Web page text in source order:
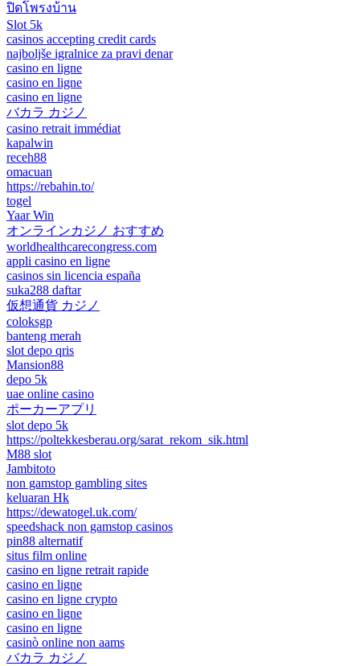
ปิดโพรงบ้าน
Slot 5k
casinos accepting credit cards
najboljše igralnice za pravi denar
casino en ligne
casino en ligne
casino en ligne
バカラ カジノ
casino retrait immédiat
kapalwin
receh88
omacuan
https://rebahin.to/
togel
Yaar Win
オンラインカジノ おすすめ
worldhealthcarecongress.com
appli casino en ligne
casinos sin licencia españa
suka288 daftar
仮想通貨 カジノ
coloksgp
banteng merah
slot depo qris
Mansion88
depo 5k
uae online casino
ポーカーアプリ
slot depo 5k
https://poltekkesberau.org/sarat_rekom_sik.html
M88 slot
Jambitoto
non gamstop gambling sites
keluaran Hk
https://dewatogel.uk.com/
speedshack non gamstop casinos
pin88 alternatif
situs film online
casino en ligne retrait rapide
casino en ligne
casino en ligne crypto
casino en ligne
casino en ligne
casinò online non aams
バカラ カジノ